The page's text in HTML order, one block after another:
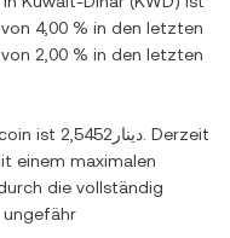
von 4,00 % in den letzten
von 2,00 % in den letzten
ist دينار2,5452 . Derzeit
einem maximalen
die vollständig
ungefähr